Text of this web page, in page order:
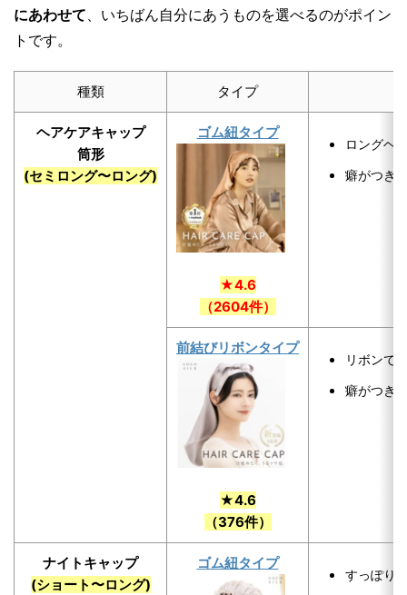
にあわせて、いちばん自分にあうものを選べるのがポイン
トです。
種類 タイプ
ヘアケアキャップ
筒形
(セミロング〜ロング)
ゴム紐タイプ
★4.6
（2604件）
ロングヘ
癖がつき
前結びリボンタイプ
★4.6
（376件）
リボンで
癖がつき
ナイトキャップ
(ショート〜ロング)
ゴム紐タイプ
すっぽり